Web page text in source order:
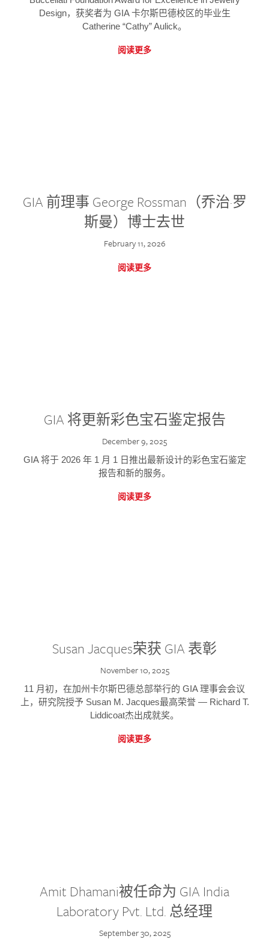
Design，获奖者为 GIA 卡尔斯巴德校区的毕业生
Catherine “Cathy” Aulick。
阅读更多
GIA 前理事 George Rossman（乔治·罗
斯曼）博士去世
February 11, 2026
阅读更多
GIA 将更新彩色宝石鉴定报告
December 9, 2025
GIA 将于 2026 年 1 月 1 日推出最新设计的彩色宝石鉴定
报告和新的服务。
阅读更多
Susan Jacques荣获 GIA 表彰
November 10, 2025
11 月初，在加州卡尔斯巴德总部举行的 GIA 理事会会议
上，研究院授予 Susan M. Jacques最高荣誉 — Richard T.
Liddicoat杰出成就奖。
阅读更多
Amit Dhamani被任命为 GIA India
Laboratory Pvt. Ltd. 总经理
September 30, 2025